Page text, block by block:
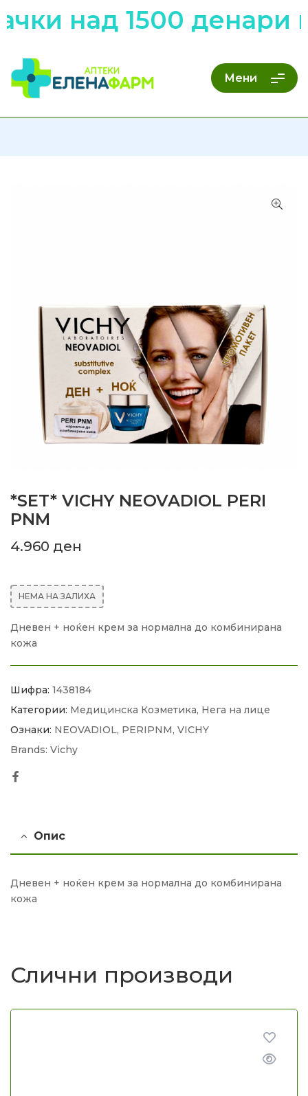
над 1500 денари
Мени
*SET* VICHY NEOVADIOL PERI
PNM
4.960 ден
НЕМА НА ЗАЛИХА
Дневен + ноќен крем за нормална до комбинирана
кожа
Шифра: 1438184
Категории: Медицинска Козметика, Нега на лице
Ознаки: NEOVADIOL, PERIPNM, VICHY
Brands: Vichy
Опис
Дневен + ноќен крем за нормална до комбинирана
кожа
Слични производи